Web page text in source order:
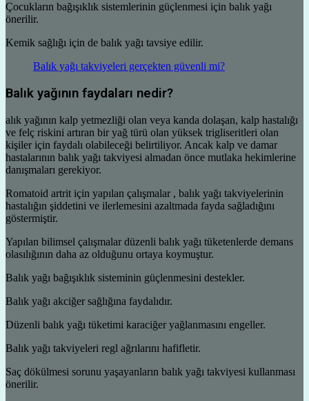
Çocukların bağışıklık sistemlerinin güçlenmesi için balık yağı
önerilir.
Kemik sağlığı için de balık yağı tavsiye edilir.
Balık yağı takviyeleri gerçekten güvenli mi?
Balık yağının faydaları nedir?
alık yağının kalp yetmezliği olan veya kanda dolaşan, kalp hastalığı
ve felç riskini artıran bir yağ türü olan yüksek trigliseritleri olan
kişiler için faydalı olabileceği belirtiliyor. Ancak kalp ve damar
hastalarının balık yağı takviyesi almadan önce mutlaka hekimlerine
danışmaları gerekiyor.
Romatoid artrit için yapılan çalışmalar , balık yağı takviyelerinin
hastalığın şiddetini ve ilerlemesini azaltmada fayda sağladığını
göstermiştir.
Yapılan bilimsel çalışmalar düzenli balık yağı tüketenlerde demans
olasılığının daha az olduğunu ortaya koymuştur.
Balık yağı bağışıklık sisteminin güçlenmesini destekler.
Balık yağı akciğer sağlığına faydalıdır.
Düzenli balık yağı tüketimi karaciğer yağlanmasını engeller.
Balık yağı takviyeleri regl ağrılarını hafifletir.
Saç dökülmesi sorunu yaşayanların balık yağı takviyesi kullanması
önerilir.